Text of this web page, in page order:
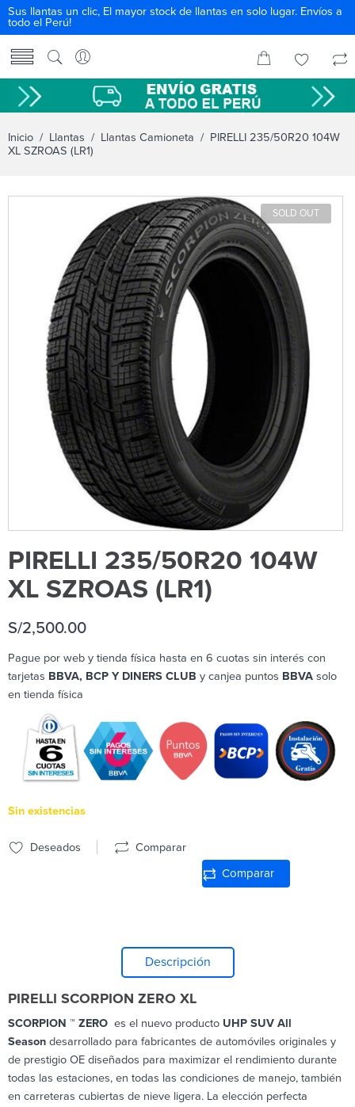
Sus llantas un clic, El mayor stock de llantas en solo lugar. Envíos a
todo el Perú!
Inicio / Llantas / Llantas Camioneta / PIRELLI 235/50R20 104W
XL SZROAS (LR1)
SOLD OUT
PIRELLI 235/50R20 104W
XL SZROAS (LR1)
S/2,500.00
Pague por web y tienda física hasta en 6 cuotas sin interés con
tarjetas BBVA, BCP Y DINERS CLUB y canjea puntos BBVA solo
en tienda física
Sin existencias
Deseados Comparar
Comparar
Descripción
PIRELLI SCORPION ZERO XL
SCORPION ™ ZERO es el nuevo producto UHP SUV All
Season desarrollado para fabricantes de automóviles originales y
de prestigio OE diseñados para maximizar el rendimiento durante
todas las estaciones, en todas las condiciones de manejo, también
en carreteras cubiertas de nieve ligera. La elección perfecta